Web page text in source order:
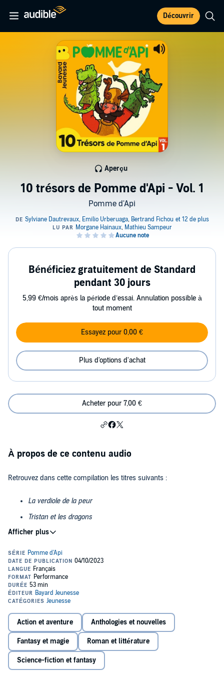
Découvrir
10 trésors de Pomme d'Api - Vol. 1
Pomme d'Api
Aperçu
Bénéficiez gratuitement de Standard
pendant 30 jours
5,99 €/mois après la période d’essai. Annulation possible à
tout moment
Essayez pour 0,00 €
Plus d'options d'achat
Acheter pour 7,00 €
À propos de ce contenu audio
Retrouvez dans cette compilation les titres suivants :
La verdiole de la peur
Tristan et les dragons
L'ogre énorme des bois
Albert le géant géant
L'écorniflon
Le baiser de Lola
Chamboultout
Les papillons mordeurs
Midi, l'heure du loup
Super ecrabouillator
Les Trésors de Pomme d'Api
magazine Pomme d'Api, destinées aux enfants de 3 à 6 ans. Ces 10
histoires nous emmènent dans un monde magique peuplé de
géants, de sorcières et de bonnes fées où les enfants prennent leur
Les Trésors de Pomme d'Api, Vol. 1 (10 histoires) - La verdiole de la
peur, Texte : Anne Leviel de Ruyver. Illustrations : Frédéric Stehr.
Voix : Morgane Hainaux. - Tristan et les dragons, Texte : Bertrand
Fichou. Illustrations : Benoit Debecker. Voix : Morgane Hainaux. -
L'ogre énorme des bois, Texte : Marie Tenaille. Illustrations : Daniela
Kulot-Frisch. Voix : Mathieu Sampeur. - Albert le géant géant, Texte :
Action et aventure Anthologies et nouvelles
Fantasy et magie Roman et littérature
Science-fiction et fantasy